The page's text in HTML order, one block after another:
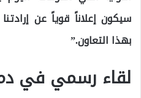
سيكون إعلاناً قوياً عن
بهذا التعاون.”
لقاء رسمي في